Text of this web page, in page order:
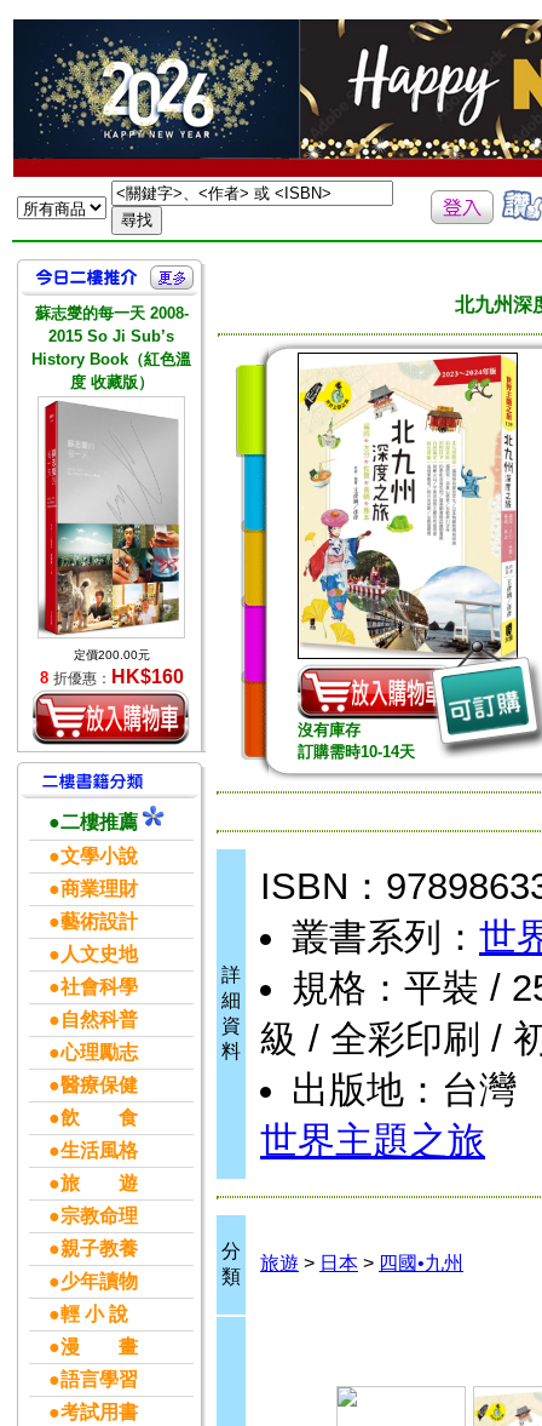
蘇志燮的每一天 2008-
2015 So Ji Sub’s
History Book（紅色溫
度 收藏版）
定價200.00元
8 折優惠： HK$160
●二樓推薦
●文學小說
●商業理財
●藝術設計
●人文史地
●社會科學
●自然科普
●心理勵志
●醫療保健
●飲 食
●生活風格
●旅 遊
●宗教命理
●親子教養
●少年讀物
●輕 小 說
●漫 畫
●語言學習
●考試用書
北九州深
沒有庫存
訂購需時10-14天
詳
細
資
料
ISBN：
叢書系列： 世
規格：平裝 /
級 / 全彩印刷 /
出版地：台灣
世界主題之旅
分
類
旅遊 > 日本 > 四國•九州